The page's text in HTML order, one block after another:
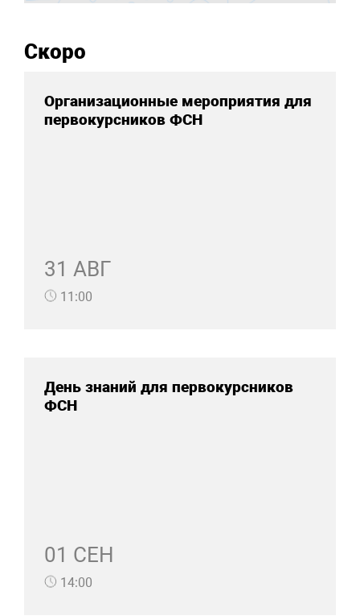
Скоро
Организационные мероприятия для
первокурсников ФСН
31 АВГ
11:00
День знаний для первокурсников
ФСН
01 СЕН
14:00